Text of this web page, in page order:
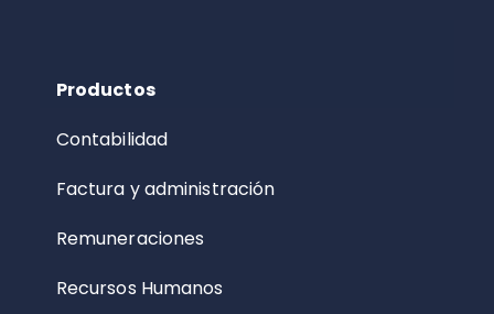
Productos
Contabilidad
Factura y administración
Remuneraciones
Recursos Humanos